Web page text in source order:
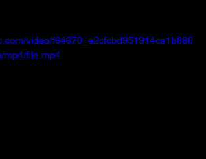
video/f64670_e2cfcbd951914ca1b860
mp4/file.mp4